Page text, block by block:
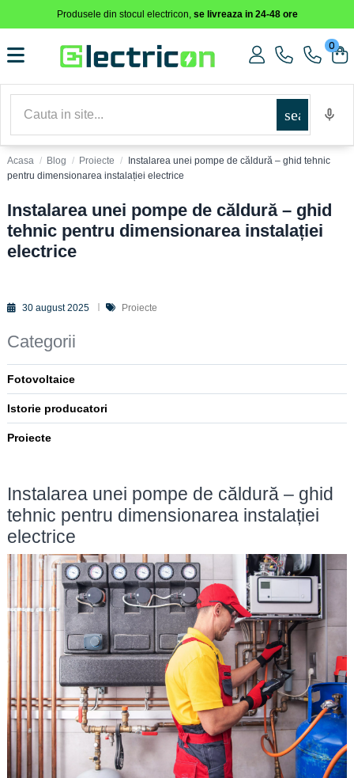
Produsele din stocul electricon, se livreaza in 24-48 ore
ps_customersignin-
0
search
Acasa Blog Proiecte
Instalarea unei pompe de căldură – ghid tehnic
pentru dimensionarea instalației electrice
Instalarea unei pompe de căldură – ghid
tehnic pentru dimensionarea instalației
electrice
30 august 2025 Proiecte
Categorii
Fotovoltaice
Istorie producatori
Proiecte
Instalarea unei pompe de căldură – ghid
tehnic pentru dimensionarea instalației
electrice